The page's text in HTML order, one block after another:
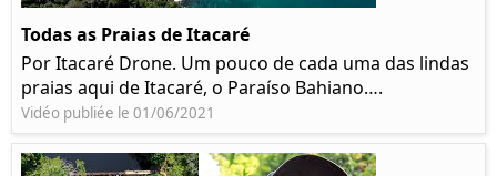
Todas as Praias de Itacaré
Por Itacaré Drone. Um pouco de cada uma das lindas
praias aqui de Itacaré, o Paraíso Bahiano….
Vidéo publiée le 01/06/2021